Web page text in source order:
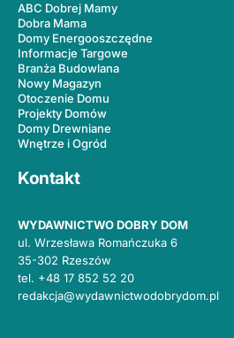
ABC Dobrej Mamy
Dobra Mama
Domy Energooszczędne
Informacje Targowe
Branża Budowlana
Nowy Magazyn
Otoczenie Domu
Projekty Domów
Domy Drewniane
Wnętrze i Ogród
Kontakt
WYDAWNICTWO DOBRY DOM
ul. Wrzesława Romańczuka 6
35-302 Rzeszów
tel. +48 17 852 52 20
redakcja@wydawnictwodobrydom.pl